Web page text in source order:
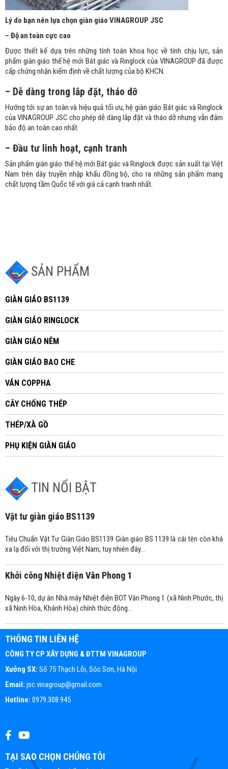
Lý do bạn nên lựa chọn giàn giáo VINAGROUP JSC
– Độ an toàn cực cao
Được thiết kế dựa trên những tính toán khoa học về tính chịu lực, sản
phẩm giàn giáo thế hệ mới Bát giác và Ringlock của VINAGROUP đã được
cấp chứng nhận kiểm định về chất lượng của bộ KHCN.
– Dễ dàng trong lắp đặt, tháo dỡ
Hướng tới sự an toàn và hiệu quả tối ưu, hệ giàn giáo Bát giác và Ringlock
của VINAGROUP JSC cho phép dễ dàng lắp đặt và tháo dỡ nhưng vẫn đảm
bảo độ an toàn cao nhất.
– Đầu tư linh hoạt, cạnh tranh
Sản phẩm giàn giáo thế hệ mới Bát giác và Ringlock được sản xuất tại Việt
Nam trên dây truyền nhập khẩu đồng bộ, cho ra những sản phẩm mang
chất lượng tầm Quốc tế với giá cả cạnh tranh nhất.
SẢN PHẨM
GIÀN GIÁO BS1139
GIÀN GIÁO RINGLOCK
GIÀN GIÁO NÊM
GIÀN GIÁO BAO CHE
VÁN COPPHA
CÂY CHỐNG THÉP
THÉP/XÀ GỒ
PHỤ KIỆN GIÀN GIÁO
TIN NỔI BẬT
Vật tư giàn giáo BS1139
Tiêu Chuẩn Vật Tư Giàn Giáo BS1139 Giàn giáo BS 1139 là cái tên còn khá
xa lạ đối với thị trường Việt Nam, tuy nhiên đây...
Khởi công Nhiệt điện Vân Phong 1
Ngày 6-10, dự án Nhà máy Nhiệt điện BOT Vân Phong 1 (xã Ninh Phước, thị
xã Ninh Hòa, Khánh Hòa) chính thức động...
THÔNG TIN LIÊN HỆ
CÔNG TY CP XÂY DỰNG & ĐTTM VINAGROUP
Xưởng SX: Số 75 Thạch Lỗi, Sóc Sơn, Hà Nội
Email: jsc.vinagroup@gmail.com
Hotline: 0979.308.945
TẠI SAO CHỌN CHÚNG TÔI